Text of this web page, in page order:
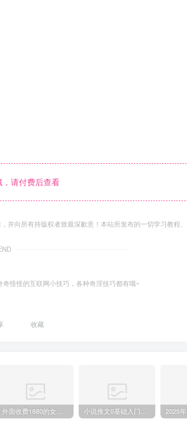
请付费后查看
向所有持版权者致最深歉意！本站所发布的一切学习教程
怪怪的互联网小技巧，各种奇淫技巧都有哦~
收藏
外面收费1680的女粉项目变现，单人单日收益可达1.7k，全自动成交无需维护 小说推文0基础入门教程，0粉就可做，快速上手